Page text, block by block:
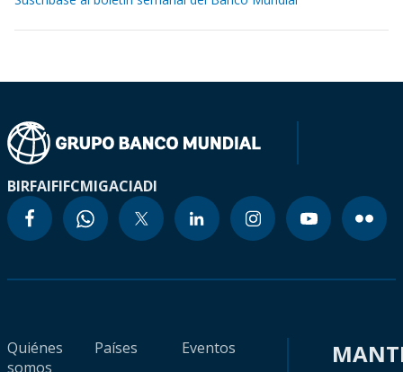
BIRFAIFIFCMIGACIADI
Quiénes
somos
Países
Eventos